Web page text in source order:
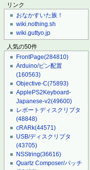
リンク
おなかすいた族！
wiki.nothing.sh
wiki.guttyo.jp
人気の50件
FrontPage(284810)
Arduino/ピン配置
(160563)
Objective-C(75893)
ApplePS2Keyboard-
Japanese-v2(49600)
レポートディスクリプタ
(48848)
cRARk(44571)
USB/ディスクリプタ
(43705)
NSString(36616)
Quartz Composer/パッチ